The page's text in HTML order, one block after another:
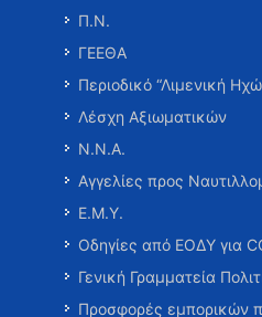
Π.Ν.
ΓΕΕΘΑ
Περιοδικό “Λιμενική
Λέσχη Αξιωματικών
Ν.Ν.Α.
Αγγελίες προς
Ε.Μ.Υ.
Οδηγίες από ΕΟΔΥ για
Γενική Γραμματεία
Προσφορές εμπορικών